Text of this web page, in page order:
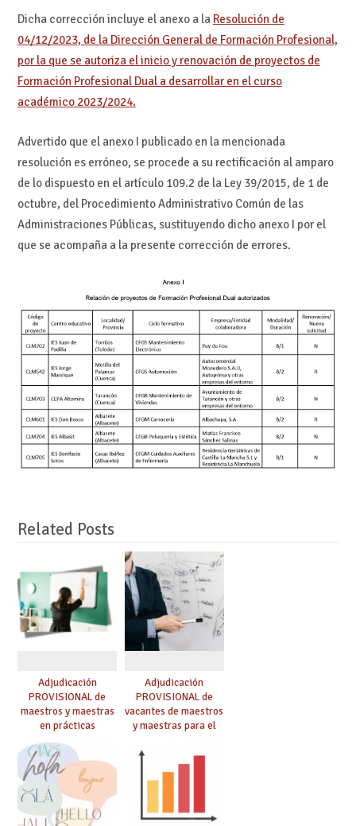
Dicha corrección incluye el anexo a la Resolución de
04/12/2023, de la Dirección General de Formación Profesional,
por la que se autoriza el inicio y renovación de proyectos de
Formación Profesional Dual a desarrollar en el curso
académico 2023/2024.
Advertido que el anexo I publicado en la mencionada
resolución es erróneo, se procede a su rectificación al amparo
de lo dispuesto en el artículo 109.2 de la Ley 39/2015, de 1 de
octubre, del Procedimiento Administrativo Común de las
Administraciones Públicas, sustituyendo dicho anexo I por el
que se acompaña a la presente corrección de errores.
Related Posts
Adjudicación
PROVISIONAL de
maestros y maestras
en prácticas
Adjudicación
PROVISIONAL de
vacantes de maestros
y maestras para el